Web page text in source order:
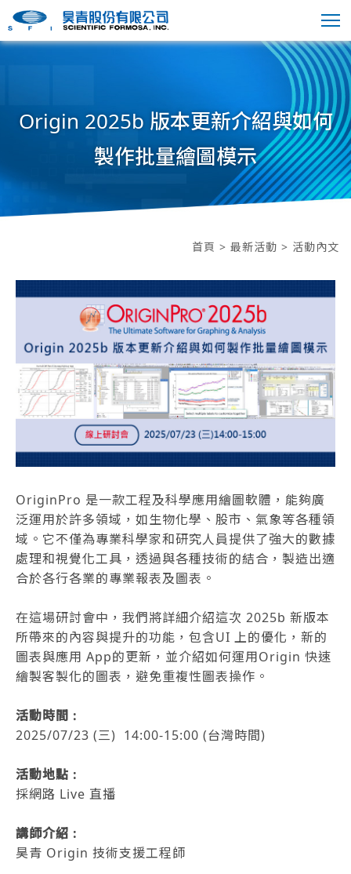
Origin 2025b 版本更新介紹與如何
製作批量繪圖模示
首頁 > 最新活動 > 活動內文
OriginPro 是一款工程及科學應用繪圖軟體，能夠廣
泛運用於許多領域，如生物化學、股市、氣象等各種領
域。它不僅為專業科學家和研究人員提供了強大的數據
處理和視覺化工具，透過與各種技術的結合，製造出適
合於各行各業的專業報表及圖表。
在這場研討會中，我們將詳細介紹這次 2025b 新版本
所帶來的內容與提升的功能，包含UI 上的優化，新的
圖表與應用 App的更新，並介紹如何運用Origin 快速
繪製客製化的圖表，避免重複性圖表操作。
活動時間 :
2025/07/23 (三) 14:00-15:00 (台灣時間)
活動地點 :
採網路 Live 直播
講師介紹 :
昊青 Origin 技術支援工程師